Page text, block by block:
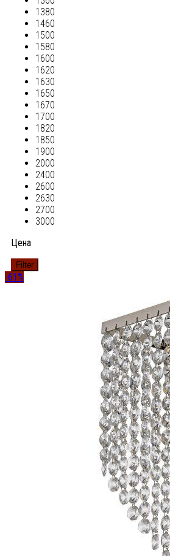
1380
1460
1500
1580
1600
1620
1630
1650
1670
1700
1820
1850
1900
2000
2400
2600
2630
2700
3000
Цена
Filter
-61%